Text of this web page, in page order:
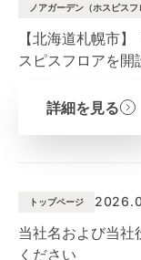
ノアガーデン（ホスピスフ
【北海道札幌市
スピスフロアを開
詳細を見る
トップページ
当社名および当社
ください